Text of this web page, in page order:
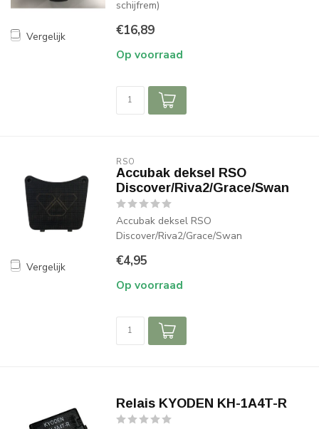
Vergelijk
schijfrem)
€16,89
Op voorraad
Vergelijk
RSO
Accubak deksel RSO
Discover/Riva2/Grace/Swan
Accubak deksel RSO
Discover/Riva2/Grace/Swan
€4,95
Op voorraad
Relais KYODEN KH-1A4T-R